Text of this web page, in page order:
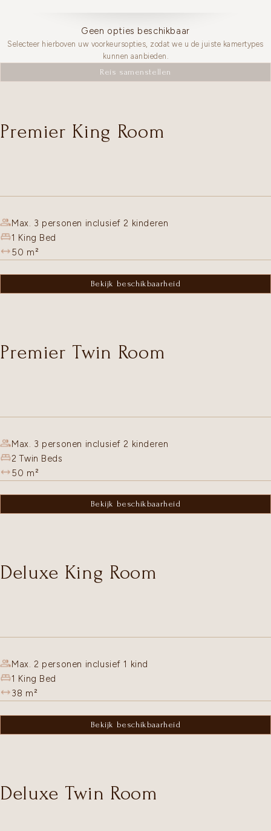
Geen opties beschikbaar
Selecteer hierboven uw voorkeursopties, zodat we u de juiste kamertypes
kunnen aanbieden.
Reis samenstellen
Premier King Room
Max. 3 personen inclusief 2 kinderen
1 King Bed
50 m²
Bekijk beschikbaarheid
Premier Twin Room
Max. 3 personen inclusief 2 kinderen
2 Twin Beds
50 m²
Bekijk beschikbaarheid
Deluxe King Room
Max. 2 personen inclusief 1 kind
1 King Bed
38 m²
Bekijk beschikbaarheid
Deluxe Twin Room